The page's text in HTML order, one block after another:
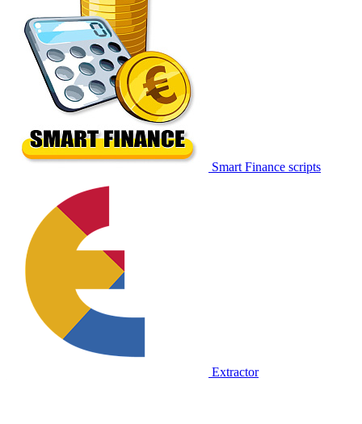
Smart Finance scripts
Extractor